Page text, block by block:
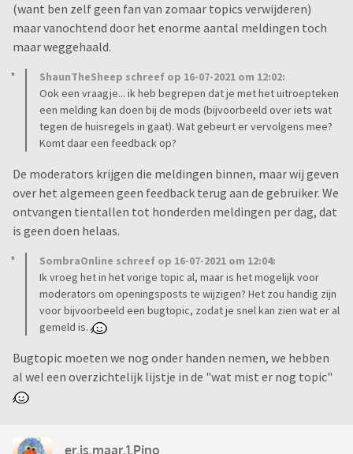
(want ben zelf geen fan van zomaar topics verwijderen)
maar vanochtend door het enorme aantal meldingen toch
maar weggehaald.
ShaunTheSheep schreef op 16-07-2021 om 12:02:
Ook een vraagje... ik heb begrepen dat je met het uitroepteken
een melding kan doen bij de mods (bijvoorbeeld over iets wat
tegen de huisregels in gaat). Wat gebeurt er vervolgens mee?
Komt daar een feedback op?
De moderators krijgen die meldingen binnen, maar wij geven
over het algemeen geen feedback terug aan de gebruiker. We
ontvangen tientallen tot honderden meldingen per dag, dat
is geen doen helaas.
SombraOnline schreef op 16-07-2021 om 12:04:
Ik vroeg het in het vorige topic al, maar is het mogelijk voor
moderators om openingsposts te wijzigen? Het zou handig zijn
voor bijvoorbeeld een bugtopic, zodat je snel kan zien wat er al
gemeld is.
Bugtopic moeten we nog onder handen nemen, we hebben
al wel een overzichtelijk lijstje in de "wat mist er nog topic"
er.is.maar.1.Pino